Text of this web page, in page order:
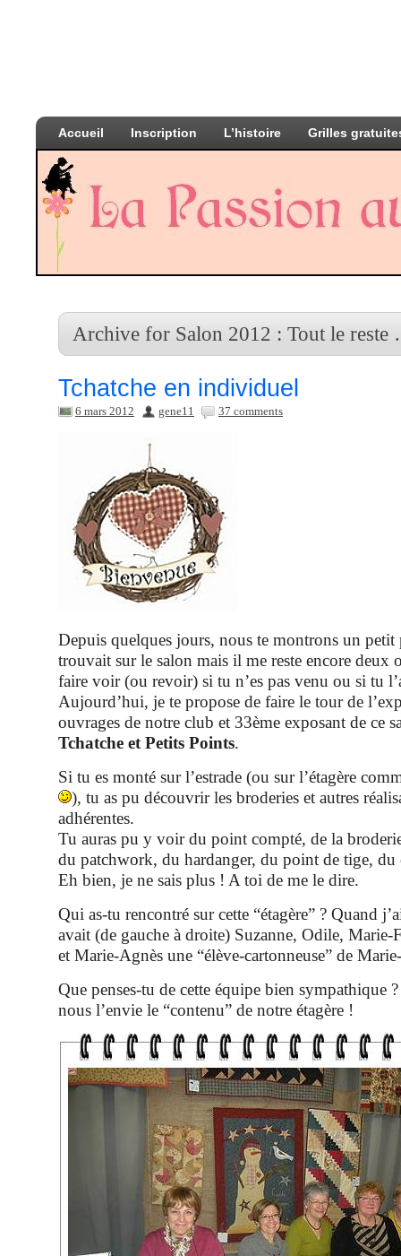
Accueil Inscription L’histoire Grilles
Archive for Salon 2012 : Tout le
Tchatche en individuel
6 mars 2012 gene11 37 comments
Depuis quelques jours, nous te montrons un petit
trouvait sur le salon mais il me reste encore deux
faire voir (ou revoir) si tu n’es pas venu ou si tu
Aujourd’hui, je te propose de faire le tour de
ouvrages de notre club et 33ème exposant de ce
Tchatche et Petits Points.
Si tu es monté sur l’estrade (ou sur l’étagère
), tu as pu découvrir les broderies et autres
adhérentes.
Tu auras pu y voir du point compté, de la
du patchwork, du hardanger, du point de tige,
Eh bien, je ne sais plus ! A toi de me le dire.
Qui as-tu rencontré sur cette “étagère” ? Quand
avait (de gauche à droite) Suzanne, Odile, Marie-
et Marie-Agnès une “élève-cartonneuse” de
Que penses-tu de cette équipe bien sympathique
nous l’envie le “contenu” de notre étagère !